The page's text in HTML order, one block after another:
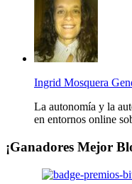
Ingrid Mosquera
La autonomía y la
en entornos online
¡Ganadores Mejor